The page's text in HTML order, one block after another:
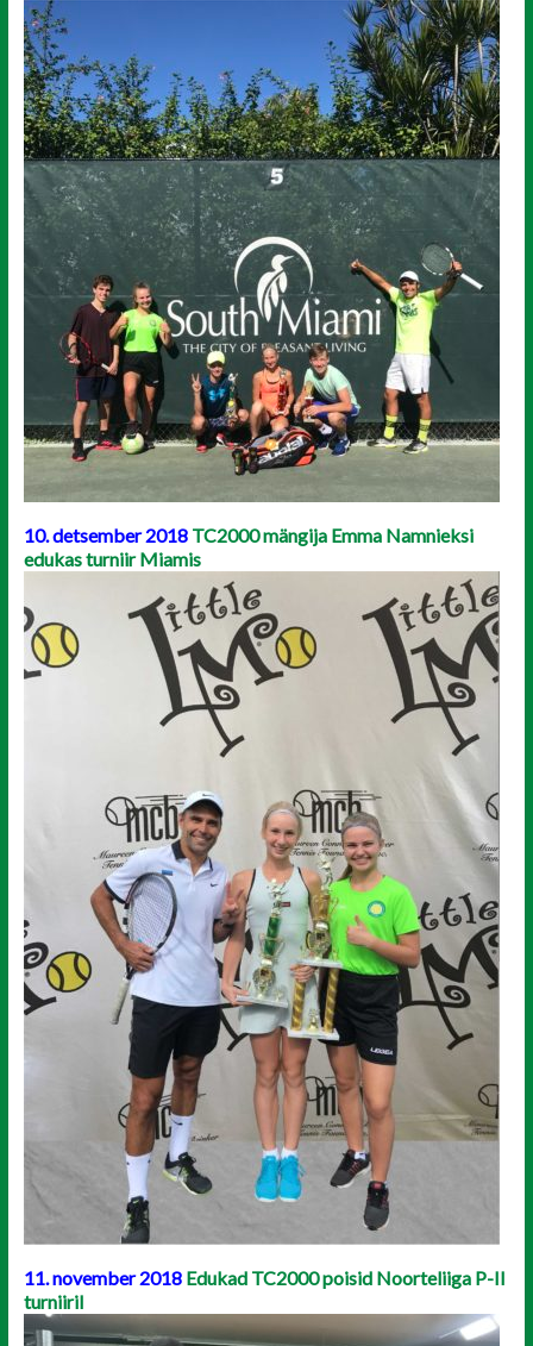
10. detsember 2018 TC2000 mängija Emma Namnieksi
edukas turniir Miamis
11. november 2018 Edukad TC2000 poisid Noorteliiga P-II
turniiril